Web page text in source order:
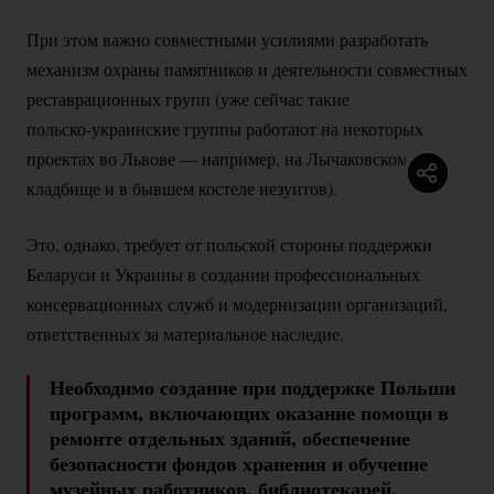
При этом важно совместными усилиями разработать
механизм охраны памятников и деятельности совместных
реставрационных групп (уже сейчас такие
польско-украинские группы работают на некоторых
проектах во Львове — например, на Лычаковском
кладбище и в бывшем костеле иезуитов).
Это, однако, требует от польской стороны поддержки
Беларуси и Украины в создании профессиональных
консервационных служб и модернизации организаций,
ответственных за материальное наследие.
Необходимо создание при поддержке Польши
программ, включающих оказание помощи в
ремонте отдельных зданий, обеспечение
безопасности фондов хранения и обучение
музейных работников, библиотекарей,